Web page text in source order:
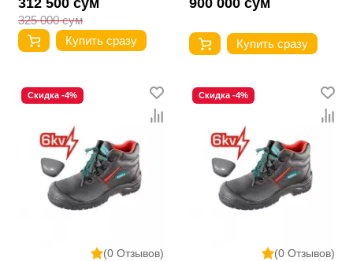
312 500 сум
325 000 сум
Купить сразу
900 000 сум
Купить сразу
(0 Отзывов)
Скидка -4%
(0 Отзывов)
Скидка -4%